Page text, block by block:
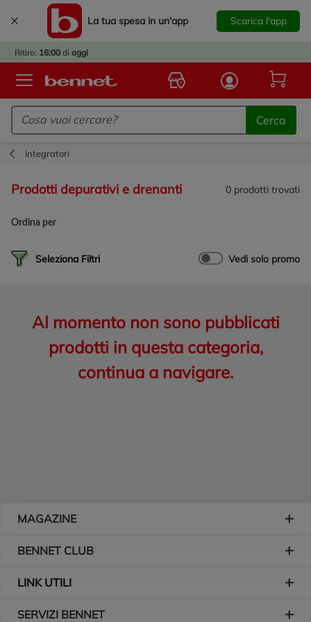
La tua spesa in un'app Scarica l'app
Ritiro: 16:00 di oggi
Logo Bennet - Torna alla homepage
Cerca
IL
integratori
prodotti depurativi e drenanti 0 prodotti trovati
Seleziona Filtri Vedi solo promo
Ordina per
Al momento non sono pubblicati
prodotti in questa categoria,
continua a navigare.
MAGAZINE
BENNET CLUB
LINK UTILI
SERVIZI BENNET